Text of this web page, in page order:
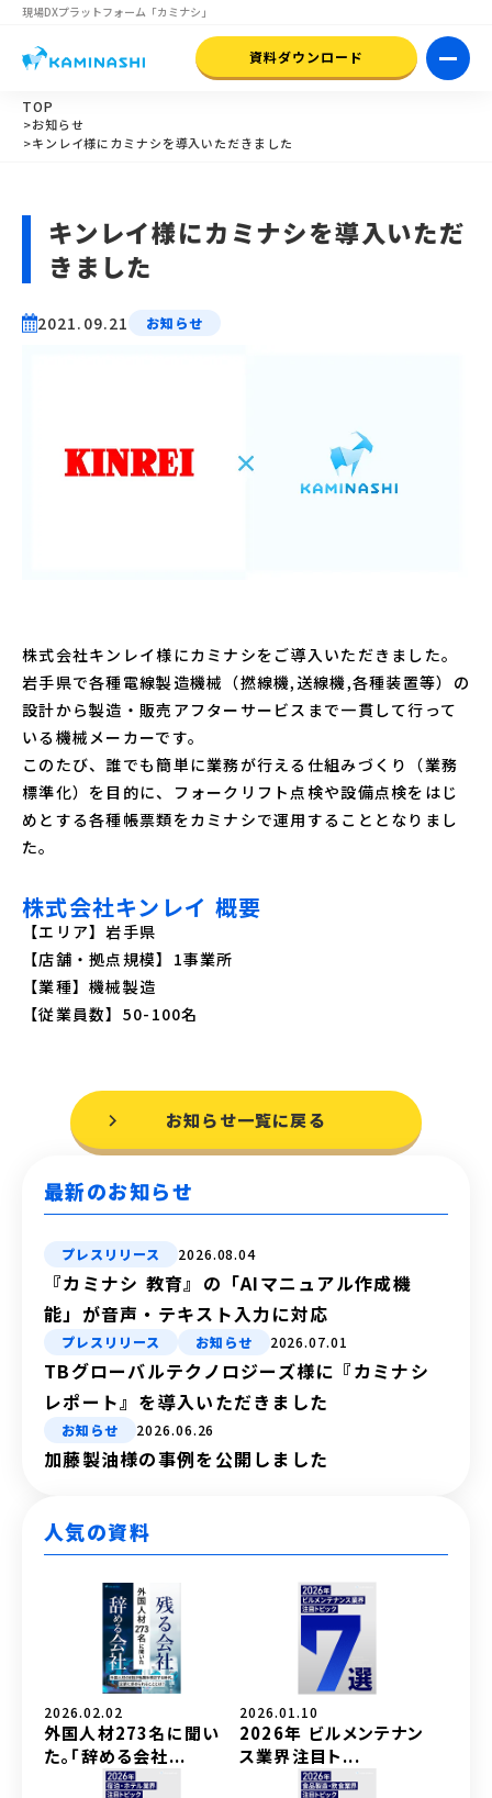
現場DXプラットフォーム 「カミナシ」
資料ダウンロード
TOP
>お知らせ
>キンレイ様にカミナシを導入いただきました
キンレイ様にカミナシを導入いただ
きました
2021.09.21 お知らせ
株式会社キンレイ様にカミナシをご導入いただきました。
岩手県で各種電線製造機械（撚線機,送線機,各種装置等）の
設計から製造・販売アフターサービスまで一貫して行って
いる機械メーカーです。
このたび、誰でも簡単に業務が行える仕組みづくり（業務
標準化）を目的に、フォークリフト点検や設備点検をはじ
めとする各種帳票類をカミナシで運用することとなりまし
た。
株式会社キンレイ 概要
【エリア】岩手県
【店舗・拠点規模】1事業所
【業種】機械製造
【従業員数】50-100名
お知らせ一覧に戻る
最新のお知らせ
プレスリリース 2026.08.04
『カミナシ 教育』の「AIマニュアル作成機
能」が音声・テキスト入力に対応
プレスリリース お知らせ 2026.07.01
TBグローバルテクノロジーズ様に『カミナシ
レポート』を導入いただきました
お知らせ 2026.06.26
加藤製油様の事例を公開しました
人気の資料
2026.02.02
外国人材273名に聞い
た。「辞める会社...
2026.01.10
2026年 ビルメンテナン
ス業界注目ト...